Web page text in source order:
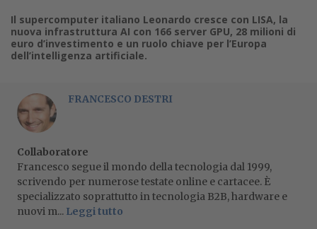
Il supercomputer italiano Leonardo cresce con LISA, la
nuova infrastruttura AI con 166 server GPU, 28 milioni di
euro d’investimento e un ruolo chiave per l’Europa
dell’intelligenza artificiale.
FRANCESCO DESTRI
Collaboratore
Francesco segue il mondo della tecnologia dal 1999,
scrivendo per numerose testate online e cartacee. È
specializzato soprattutto in tecnologia B2B, hardware e
nuovi m... Leggi tutto